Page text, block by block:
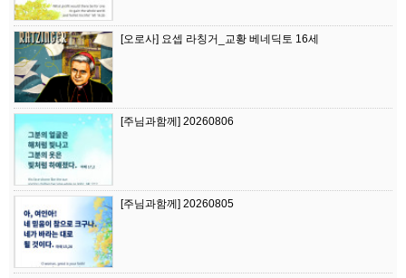
[오로사] 요셉 라칭거_교황 베네딕토 16세
[주님과함께] 20260806
[주님과함께] 20260805